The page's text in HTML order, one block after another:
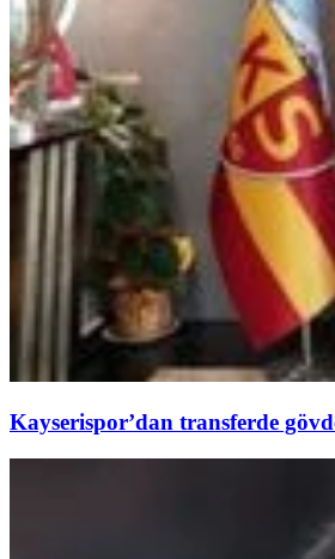
Kayserispor’dan transferde